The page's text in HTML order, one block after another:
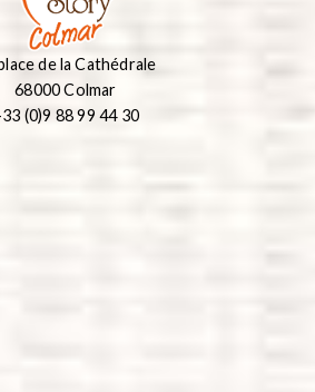
de la Cathédrale
68000 Colmar
(0)9 88 99 44 30